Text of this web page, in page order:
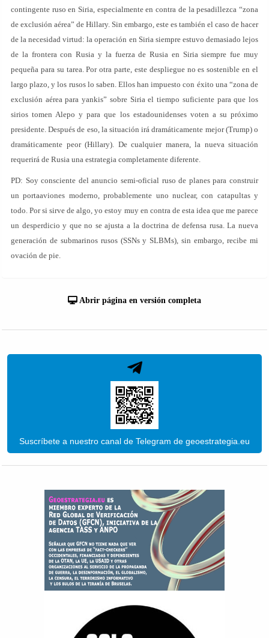
contingente ruso en Siria, especialmente en contra de la pesadillezca “zona
de exclusión aérea” de Hillary. Sin embargo, este es también el caso de hacer
de la necesidad virtud: la operación en Siria siempre estuvo demasiado lejos
de la frontera con Rusia y la fuerza de Rusia en Siria siempre fue muy
pequeña para su tarea. Por otra parte, este despliegue no es sostenible en el
largo plazo, y los rusos lo saben. Ellos han impuesto con éxito una “zona de
exclusión aérea para yankis” sobre Siria el tiempo suficiente para que los
sirios tomen Alepo y para que los estadounidenses voten a su próximo
presidente. Después de eso, la situación irá dramáticamente mejor (Trump) o
dramáticamente peor (Hillary). De cualquier manera, la nueva situación
requerirá de Rusia una estrategia completamente diferente.
PD: Soy consciente del anuncio semi-oficial ruso de planes para construir
un portaaviones moderno, probablemente uno nuclear, con catapultas y
todo. Por si sirve de algo, yo estoy muy en contra de esta idea que me parece
un desperdicio y que no se ajusta a la doctrina de defensa rusa. La nueva
generación de submarinos rusos (SSNs y SLBMs), sin embargo, recibe mi
ovación de pie.
Abrir página en versión completa
Suscríbete a nuestro canal de Telegram de geoestrategia.eu